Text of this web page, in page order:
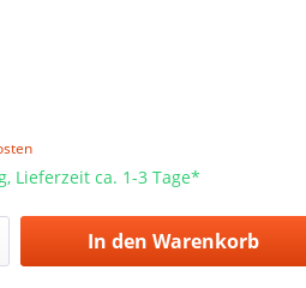
Lieferzeit ca. 1-3 Tage*
In den Warenkorb